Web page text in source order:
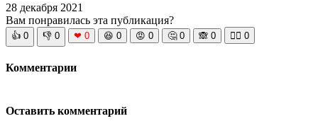
28 декабря 2021
Вам понравилась эта публикация?
👍 0 👎 0 ❤ 0 😆 0 😡 0 🤔 0 🙈 0 🧘‍♀️ 0
Комментарии
Оставить комментарий